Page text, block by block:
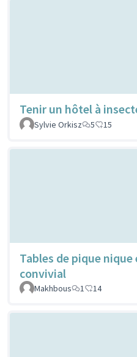
Tenir un hôtel à
Sylvie Orkisz
5 15
Tables de pique nique
convivial
Makhbous 1 14